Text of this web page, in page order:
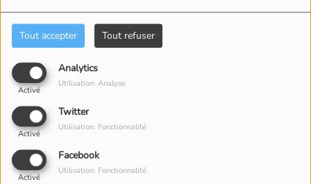
Tout accepter Tout refuser
Analytics
Activé
Utilisation: Analyse
Twitter
Activé
Utilisation: Fonctionnalité
Facebook
Activé
Utilisation: Fonctionnalité
Commentaires(0)
Connectez-vous pour commenter cet article